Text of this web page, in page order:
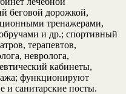
беговой дорожкой,
тренажерами,
и др.; спортивный
терапевтов,
невролога,
кабинеты,
функционируют
и санитарские посты.